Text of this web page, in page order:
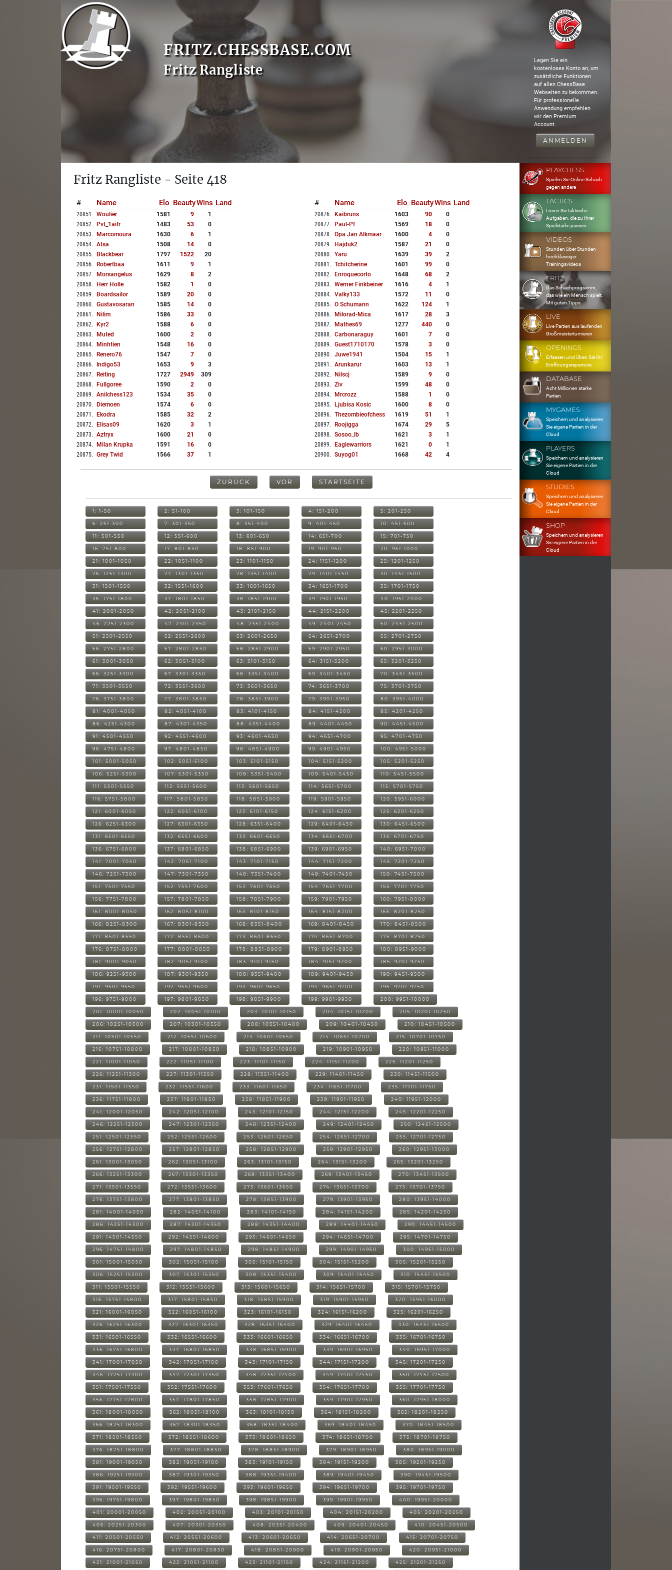
FRITZ.CHESSBASE.COM
Fritz Rangliste
Legen Sie ein
kostenloses Konto an, um
zusätzliche Funktionen
auf allen ChessBase
Webseiten zu bekommen.
Für professionelle
Anwendung empfehlen
wir den Premium
Account.
ANMELDEN
Fritz Rangliste - Seite 418
# Name Elo BeautyWins Land
20851 . Woulier 1581 9
1
20852. Pvt_1aifr 1483 53
0
20853. Marcomoura 1630 6
1
20854. Atsa 1508 14
0
20855. Blackbear 1797 1522
20
20856. Robertbaa 1611 9
1
20857. Morsangelus 1629 8
2
20858. Herr Holle 1582 1
0
20859. Boardsailor 1589 20
0
20860. Gustavosaran 1585 14
0
20861 . Nilim 1586 33
0
20862. Kyr2 1588 6
0
20863. Muted 1600 2
0
20864. Minhtien 1548 16
0
20865. Renero76 1547 7
0
20866. Indigo53 1653 9
3
20867. Reiting 1727 2949
309
20868. Fullgoree 1590 2
0
20869. Anilchess123 1534 35
0
20870. Diemoen 1574 6
0
20871 . Ekodra 1585 32
2
20872. Elisas09 1620 3
1
20873. Aztryx 1600 21
0
20874. Milan Krupka 1591 16
0
20875. Grey Twid 1566 37 1
# Name Elo BeautyWins Land
20876. Kaibruns 1603 90
0
20877. Paul-Pf 1569 18
0
20878. Opa Jan Alkmaar 1600 4
0
20879. Hajduk2 1587 21
0
20880. Yaru 1639 39
2
20881 . Tchitcherine 1601 99
0
20882. Enroquecorto 1648 68
2
20883. Werner Finkbeiner 1616 4
1
20884. Valky133 1572 11
0
20885. O Schumann 1622 124
1
20886. Milorad-Mica 1617 28
3
20887. Mathes69 1277 440
0
20888. Carbonaraguy 1601 7
0
20889. Guest1710170 1578 3
0
20890. Juwe1941 1504 15
1
20891 . Arunkarur 1603 13
1
20892. Nilscj 1589 9
0
20893. Ziv 1599 48
0
20894. Mrcrozz 1588 1
0
20895. Ljubisa Kosic 1600 8
0
20896. Thezombieofchess 1619 51
1
20897. Roojigga 1674 29
5
20898. Sosoo_lb 1621 3
1
20899. Eaglewarriors 1621 0
1
20900. Suyog01 1668 42 4
ZURÜCK VOR STARTSEITE
1: 1-50 2: 51-100 3: 101-150 4: 151-200 5: 201-250
6: 251-300 7: 301-350 8: 351-400 9: 401-450 10: 451-500
11: 501-550 12: 551-600 13: 601-650 14: 651-700 15: 701-750
16: 751-800 17: 801-850 18: 851-900 19: 901-950 20: 951-1000
21: 1001-1050 22: 1051-1100 23: 1101-1150 24: 1151-1200 25: 1201-1250
26: 1251-1300 27: 1301-1350 28: 1351-1400 29: 1401-1450 30: 1451-1500
31: 1501-1550 32: 1551-1600 33: 1601-1650 34: 1651-1700 35: 1701-1750
36: 1751-1800 37: 1801-1850 38: 1851-1900 39: 1901-1950 40: 1951-2000
41: 2001-2050 42: 2051-2100 43: 2101-2150 44: 2151-2200 45: 2201-2250
46: 2251-2300 47: 2301-2350 48: 2351-2400 49: 2401-2450 50: 2451-2500
51: 2501-2550 52: 2551-2600 53: 2601-2650 54: 2651-2700 55: 2701-2750
56: 2751-2800 57: 2801-2850 58: 2851-2900 59: 2901-2950 60: 2951-3000
61: 3001-3050 62: 3051-3100 63: 3101-3150 64: 3151-3200 65: 3201-3250
66: 3251-3300 67: 3301-3350 68: 3351-3400 69: 3401-3450 70: 3451-3500
71: 3501-3550 72: 3551-3600 73: 3601-3650 74: 3651-3700 75: 3701-3750
76: 3751-3800 77: 3801-3850 78: 3851-3900 79: 3901-3950 80: 3951-4000
81: 4001-4050 82: 4051-4100 83: 4101-4150 84: 4151-4200 85: 4201-4250
86: 4251-4300 87: 4301-4350 88: 4351-4400 89: 4401-4450 90: 4451-4500
91: 4501-4550 92: 4551-4600 93: 4601-4650 94: 4651-4700 95: 4701-4750
96: 4751-4800 97: 4801-4850 98: 4851-4900 99: 4901-4950 100: 4951-5000
101: 5001-5050 102: 5051-5100 103: 5101-5150 104: 5151-5200 105: 5201-5250
106: 5251-5300 107: 5301-5350 108: 5351-5400 109: 5401-5450 110: 5451-5500
111: 5501-5550 112: 5551-5600 113: 5601-5650 114: 5651-5700 115: 5701-5750
116: 5751-5800 117: 5801-5850 118: 5851-5900 119: 5901-5950 120: 5951-6000
121: 6001-6050 122: 6051-6100 123: 6101-6150 124: 6151-6200 125: 6201-6250
126: 6251-6300 127: 6301-6350 128: 6351-6400 129: 6401-6450 130: 6451-6500
131: 6501-6550 132: 6551-6600 133: 6601-6650 134: 6651-6700 135: 6701-6750
136: 6751-6800 137: 6801-6850 138: 6851-6900 139: 6901-6950 140: 6951-7000
141: 7001-7050 142: 7051-7100 143: 7101-7150 144: 7151-7200 145: 7201-7250
146: 7251-7300 147: 7301-7350 148: 7351-7400 149: 7401-7450 150: 7451-7500
151: 7501-7550 152: 7551-7600 153: 7601-7650 154: 7651-7700 155: 7701-7750
156: 7751-7800 157: 7801-7850 158: 7851-7900 159: 7901-7950 160: 7951-8000
161: 8001-8050 162: 8051-8100 163: 8101-8150 164: 8151-8200 165: 8201-8250
166: 8251-8300 167: 8301-8350 168: 8351-8400 169: 8401-8450 170: 8451-8500
171: 8501-8550 172: 8551-8600 173: 8601-8650 174: 8651-8700 175: 8701-8750
176: 8751-8800 177: 8801-8850 178: 8851-8900 179: 8901-8950 180: 8951-9000
181: 9001-9050 182: 9051-9100 183: 9101-9150 184: 9151-9200 185: 9201-9250
186: 9251-9300 187: 9301-9350 188: 9351-9400 189: 9401-9450 190: 9451-9500
191: 9501-9550 192: 9551-9600 193: 9601-9650 194: 9651-9700 195: 9701-9750
196: 9751-9800 197: 9801-9850 198: 9851-9900 199: 9901-9950 200: 9951-10000
201: 10001-10050 202: 10051-10100 203: 10101-10150 204: 10151-10200 205: 10201-10250
206: 10251-10300 207: 10301-10350 208: 10351-10400 209: 10401-10450 210: 10451-10500
211: 10501-10550 212: 10551-10600 213: 10601-10650 214: 10651-10700 215: 10701-10750
216: 10751-10800 217: 10801-10850 218: 10851-10900 219: 10901-10950 220: 10951-11000
221: 11001-11050 222: 11051-11100 223: 11101-11150 224: 11151-11200 225: 11201-11250
226: 11251-11300 227: 11301-11350 228: 11351-11400 229: 11401-11450 230: 11451-11500
231: 11501-11550 232: 11551-11600 233: 11601-11650 234: 11651-11700 235: 11701-11750
236: 11751-11800 237: 11801-11850 238: 11851-11900 239: 11901-11950 240: 11951-12000
241: 12001-12050 242: 12051-12100 243: 12101-12150 244: 12151-12200 245: 12201-12250
246: 12251-12300 247: 12301-12350 248: 12351-12400 249: 12401-12450 250: 12451-12500
251: 12501-12550 252: 12551-12600 253: 12601-12650 254: 12651-12700 255: 12701-12750
256: 12751-12800 257: 12801-12850 258: 12851-12900 259: 12901-12950 260: 12951-13000
261: 13001-13050 262: 13051-13100 263: 13101-13150 264: 13151-13200 265: 13201-13250
266: 13251-13300 267: 13301-13350 268: 13351-13400 269: 13401-13450 270: 13451-13500
271: 13501-13550 272: 13551-13600 273: 13601-13650 274: 13651-13700 275: 13701-13750
276: 13751-13800 277: 13801-13850 278: 13851-13900 279: 13901-13950 280: 13951-14000
281: 14001-14050 282: 14051-14100 283: 14101-14150 284: 14151-14200 285: 14201-14250
286: 14251-14300 287: 14301-14350 288: 14351-14400 289: 14401-14450 290: 14451-14500
291: 14501-14550 292: 14551-14600 293: 14601-14650 294: 14651-14700 295: 14701-14750
296: 14751-14800 297: 14801-14850 298: 14851-14900 299: 14901-14950 300: 14951-15000
301: 15001-15050 302: 15051-15100 303: 15101-15150 304: 15151-15200 305: 15201-15250
306: 15251-15300 307: 15301-15350 308: 15351-15400 309: 15401-15450 310: 15451-15500
311: 15501-15550 312: 15551-15600 313: 15601-15650 314: 15651-15700 315: 15701-15750
316: 15751-15800 317: 15801-15850 318: 15851-15900 319: 15901-15950 320: 15951-16000
321: 16001-16050 322: 16051-16100 323: 16101-16150 324: 16151-16200 325: 16201-16250
326: 16251-16300 327: 16301-16350 328: 16351-16400 329: 16401-16450 330: 16451-16500
331: 16501-16550 332: 16551-16600 333: 16601-16650 334: 16651-16700 335: 16701-16750
336: 16751-16800 337: 16801-16850 338: 16851-16900 339: 16901-16950 340: 16951-17000
341: 17001-17050 342: 17051-17100 343: 17101-17150 344: 17151-17200 345: 17201-17250
346: 17251-17300 347: 17301-17350 348: 17351-17400 349: 17401-17450 350: 17451-17500
351: 17501-17550 352: 17551-17600 353: 17601-17650 354: 17651-17700 355: 17701-17750
356: 17751-17800 357: 17801-17850 358: 17851-17900 359: 17901-17950 360: 17951-18000
361: 18001-18050 362: 18051-18100 363: 18101-18150 364: 18151-18200 365: 18201-18250
366: 18251-18300 367: 18301-18350 368: 18351-18400 369: 18401-18450 370: 18451-18500
371: 18501-18550 372: 18551-18600 373: 18601-18650 374: 18651-18700 375: 18701-18750
376: 18751-18800 377: 18801-18850 378: 18851-18900 379: 18901-18950 380: 18951-19000
381: 19001-19050 382: 19051-19100 383: 19101-19150 384: 19151-19200 385: 19201-19250
386: 19251-19300 387: 19301-19350 388: 19351-19400 389: 19401-19450 390: 19451-19500
391: 19501-19550 392: 19551-19600 393: 19601-19650 394: 19651-19700 395: 19701-19750
396: 19751-19800 397: 19801-19850 398: 19851-19900 399: 19901-19950 400: 19951-20000
401: 20001-20050 402: 20051-20100 403: 20101-20150 404: 20151-20200 405: 20201-20250
406: 20251-20300 407: 20301-20350 408: 20351-20400 409: 20401-20450 410: 20451-20500
411: 20501-20550 412: 20551-20600 413: 20601-20650 414: 20651-20700 415: 20701-20750
416: 20751-20800 417: 20801-20850 418: 20851-20900 419: 20901-20950 420: 20951-21000
421: 21001-21050 422: 21051-21100 423: 21101-21150 424: 21151-21200 425: 21201-21250
PLAYCHESS
Spielen Sie Online Schach
gegen andere
TACTICS
Lösen Sie taktische
Aufgaben, die zu Ihrer
Spielstärke passen
VIDEOS
Stunden über Stunden
hochklassiger
Trainingsvideos
FRITZ
Das Schachprogramm,
das wie ein Mensch spielt.
Mit guten Tipps
LIVE
Live Partien aus laufenden
Großmeisterturnieren
OPENINGS
Erfassen und Üben Sie Ihr
Eröffnungsrepertoire
DATABASE
Acht Millionen starke
Partien
MYGAMES
Speichern und analysieren
Sie eigene Partien in der
Cloud
PLAYERS
Speichern und analysieren
Sie eigene Partien in der
Cloud
STUDIES
Speichern und analysieren
Sie eigene Partien in der
Cloud
SHOP
Speichern und analysieren
Sie eigene Partien in der
Cloud